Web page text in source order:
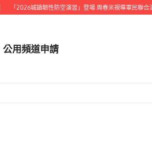
「2026城鎮韌性防空演習」登場 周春米視導軍民聯合演習
公用頻道申請